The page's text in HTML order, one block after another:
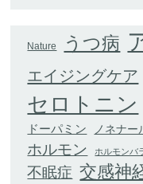
Nature うつ病
エイジングケア
セロトニン
ドーパミン ノネナー
ホルモン ホルモンバ
不眠症 交感神